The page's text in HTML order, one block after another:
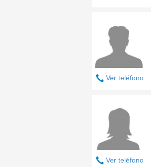
Ver teléfono
Ver teléfono